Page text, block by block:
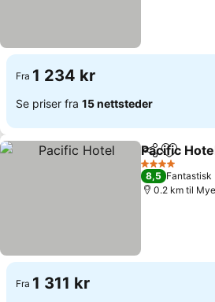
Fra 1 234 kr
Se priser fra 15 nettsteder
Del Legg til
Pacific
4 Stjerner
8,5 Fantastisk
0.2 km til
Fra 1 311 kr